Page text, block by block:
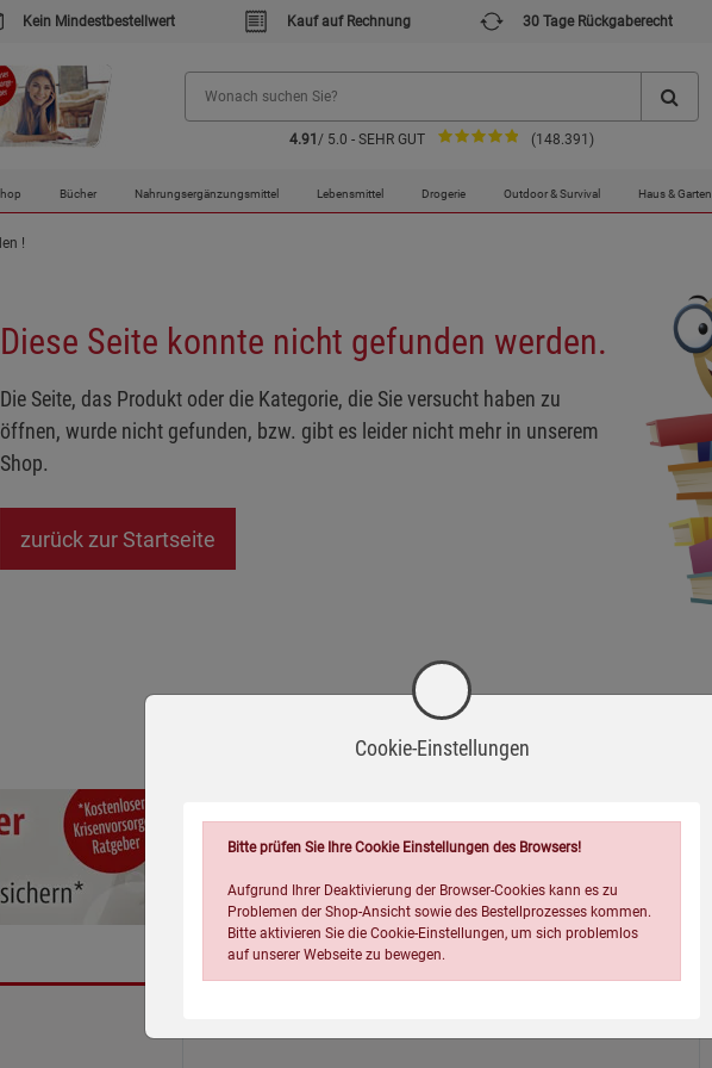
Kein Mindestbestellwert Kauf auf Rechnung 30 Tage Rückgaberecht
4.91 / 5.0 - SEHR GUT (148.391)
Bücher Nahrungsergänzungsmittel Lebensmittel Drogerie Outdoor & Survival Haus & Garten
!
Diese Seite konnte nicht gefunden werden.
Die Seite, das Produkt oder die Kategorie, die Sie versucht haben zu
öffnen, wurde nicht gefunden, bzw. gibt es leider nicht mehr in unserem
Shop.
zurück zur Startseite
Cookie-Einstellungen
Bitte prüfen Sie Ihre Cookie Einstellungen des Browsers!
Aufgrund Ihrer Deaktivierung der Browser-Cookies kann es zu
Problemen der Shop-Ansicht sowie des Bestellprozesses kommen.
Bitte aktivieren Sie die Cookie-Einstellungen, um sich problemlos
auf unserer Webseite zu bewegen.